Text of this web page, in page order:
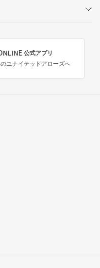
公式アプリ
ユナイテッドアローズへ